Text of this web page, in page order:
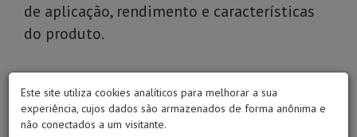
de aplicação, rendimento e características
do produto.
Tabela de Catálise:Guia com as proporções
corretas de mistura entre produto,
catalisador e diluente.
Este site utiliza cookies analíticos para melhorar a sua
experiência, cujos dados são armazenados de forma anônima e
não conectados a um visitante.